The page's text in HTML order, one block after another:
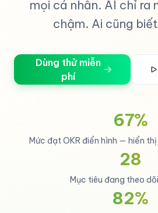
mọi cá nhân. AI chỉ ra
chậm. Ai cũng
Dùng thử miễn
phí
67%
Mức đạt OKR điển hình — hiển
28
Mục tiêu đang theo
82%